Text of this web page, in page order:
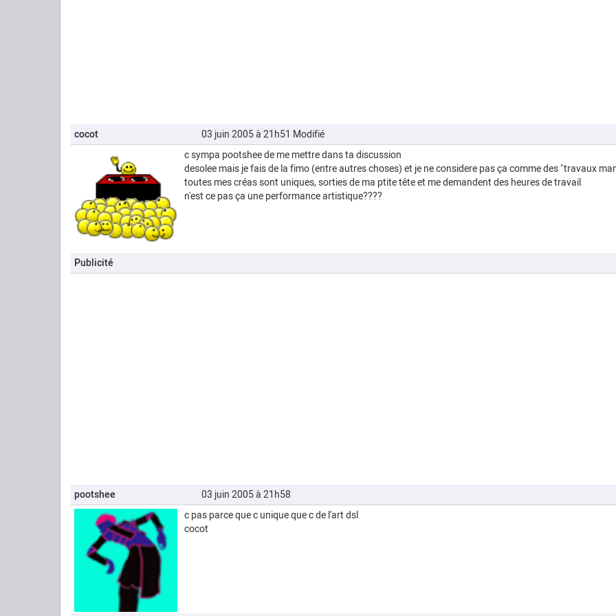
cocot 03 juin 2005 à 21h51 Modifié
c sympa pootshee de me mettre dans ta discussion
desolee mais je fais de la fimo (entre autres choses) et je ne considere pas ça comme des "travaux
toutes mes créas sont uniques, sorties de ma ptite tête et me demandent des heures de travail
n'est ce pas ça une performance artistique????
Publicité
pootshee
03 juin 2005 à 21h58
c pas parce que c unique que c de l'art dsl
cocot